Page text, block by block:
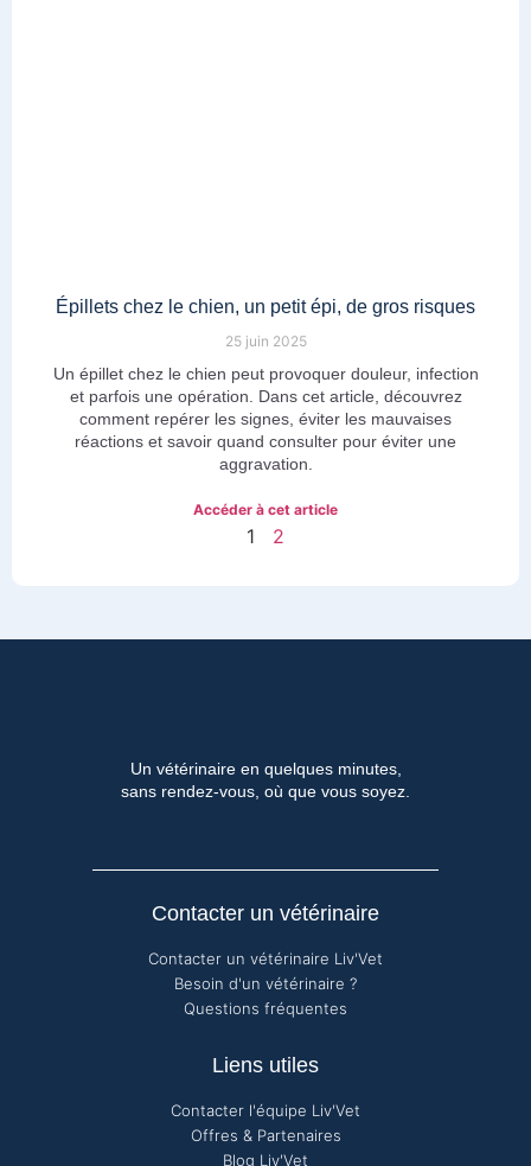
Épillets chez le chien, un petit épi, de gros risques
25 juin 2025
Un épillet chez le chien peut provoquer douleur, infection
et parfois une opération. Dans cet article, découvrez
comment repérer les signes, éviter les mauvaises
réactions et savoir quand consulter pour éviter une
aggravation.
Accéder à cet article
1 2
Un vétérinaire en quelques minutes,
sans rendez-vous, où que vous soyez.
Contacter un vétérinaire
Contacter un vétérinaire Liv'Vet
Besoin d'un vétérinaire ?
Questions fréquentes
Liens utiles
Contacter l'équipe Liv'Vet
Offres & Partenaires
Blog Liv'Vet